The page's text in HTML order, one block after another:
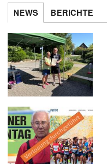
NEWS BERICHTE